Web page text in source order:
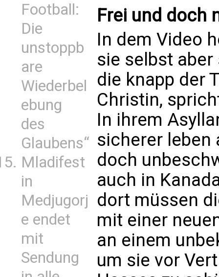
Football:
Die
unstoppb
are
Wiederbel
ebung
des
Glaubens“
Mladifest
in
Medjugorj
e endet
mit
Sendung
Frei und doch
In dem Video
sie selbst
die knapp der
Christin,
In ihrem
sicherer leben
doch
auch in
dort müssen
mit einer
an einem
um sie vor